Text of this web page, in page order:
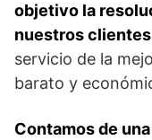
objetivo la
nuestros clientes
servicio de la
barato y
Contamos de